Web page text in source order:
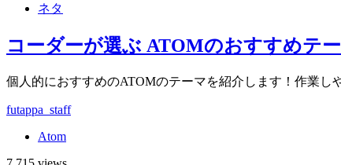
ネタ
コーダーが選ぶ ATOMのおすすめテ
個人的におすすめのATOMのテーマを紹介します！作業
futappa_staff
Atom